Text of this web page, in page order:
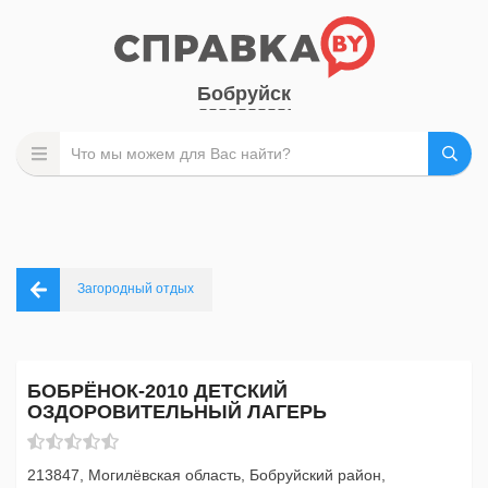
Бобруйск
Загородный отдых
БОБРЁНОК-2010 ДЕТСКИЙ
ОЗДОРОВИТЕЛЬНЫЙ ЛАГЕРЬ
213847, Могилёвская область, Бобруйский район,